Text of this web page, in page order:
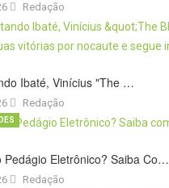
Redação
Ibaté, Vinícius "The …
Redação
Pedágio Eletrônico? Saiba Co…
Redação